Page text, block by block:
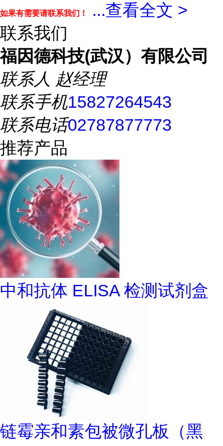
如果有需要请联系我们！ ...查看全文 >
联系我们
福因德科技(武汉）有限公司
联系人 赵经理
联系手机15827264543
联系电话02787877773
推荐产品
中和抗体 ELISA 检测试剂盒
链霉亲和素包被微孔板（黑